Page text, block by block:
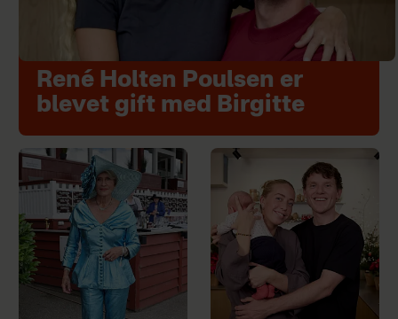
René Holten Poulsen er
blevet gift med Birgitte